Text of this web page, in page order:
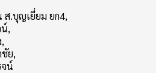
ส.บุญเยี่ยม ยก4,
,
ย,
น์